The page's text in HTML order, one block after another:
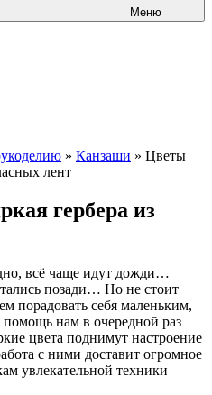
Меню
» Канзаши » Цветы
лент
гербера из
всё чаще идут дожди…
позади… Но не стоит
порадовать себя маленьким,
нам в очередной раз
цвета поднимут настроение
с ними доставит огромное
увлекательной техники